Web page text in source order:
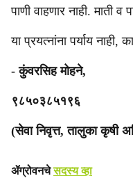
पाणी वाहणार नाही. माती व
या प्रयत्नांना पर्याय नाही,
- कुंवरसिह मोहने,
९८५०३८५१९६
(सेवा निवृत्त, तालुका कृषी
ॲग्रोवनचेसदस्य व्हा